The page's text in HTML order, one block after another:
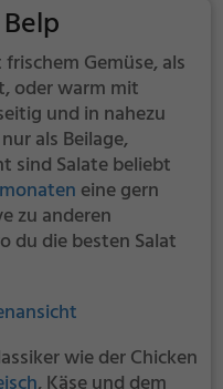
Gemüse, als
oder warm mit
und in nahezu
als Beilage,
sind Salate beliebt
eine gern
zu anderen
du die besten Salat
wie der Chicken